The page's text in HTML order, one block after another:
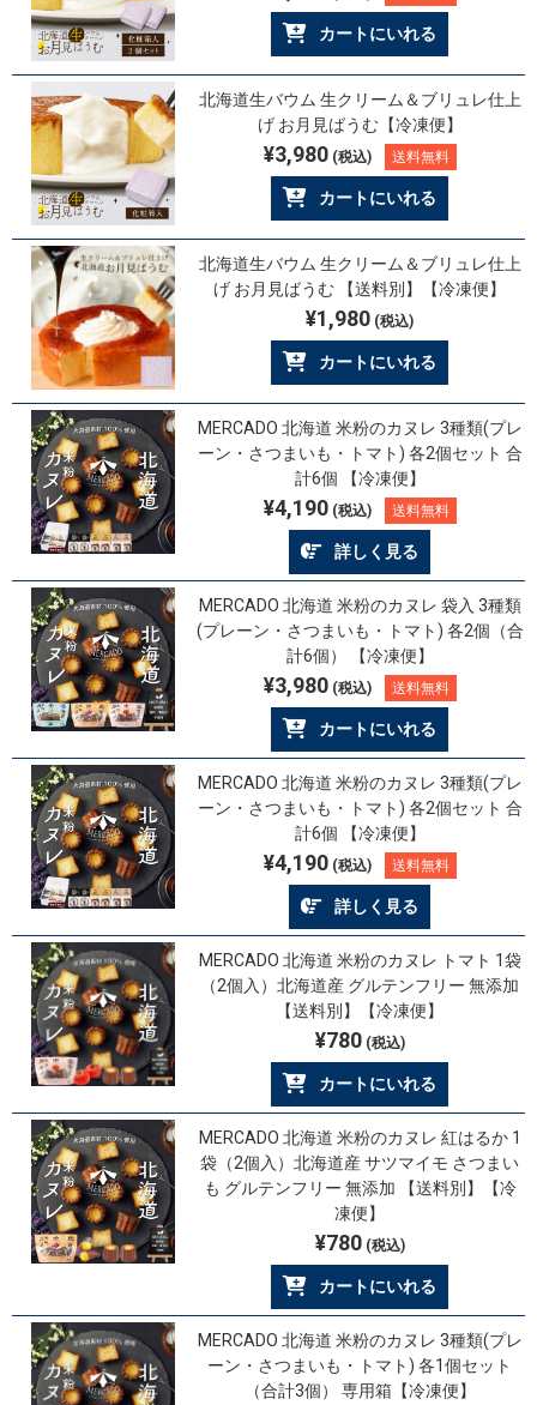
カートにいれる
北海道生バウム 生クリーム＆ブリュレ仕上
げ お月見ばうむ【冷凍便】
¥3,980(税込) 送料無料
カートにいれる
北海道生バウム 生クリーム＆ブリュレ仕上
げ お月見ばうむ 【送料別】【冷凍便】
¥1,980 (税込)
カートにいれる
MERCADO 北海道 米粉のカヌレ 3種類(プレ
ーン・さつまいも・トマト) 各2個セット 合
計6個 【冷凍便】
¥4,190(税込) 送料無料
詳しく見る
MERCADO 北海道 米粉のカヌレ 袋入 3種類
(プレーン・さつまいも・トマト) 各2個（合
計6個） 【冷凍便】
¥3,980(税込) 送料無料
カートにいれる
MERCADO 北海道 米粉のカヌレ 3種類(プレ
ーン・さつまいも・トマト) 各2個セット 合
計6個 【冷凍便】
¥4,190(税込) 送料無料
詳しく見る
MERCADO 北海道 米粉のカヌレ トマト 1袋
（2個入）北海道産 グルテンフリー 無添加
【送料別】【冷凍便】
¥780(税込)
カートにいれる
MERCADO 北海道 米粉のカヌレ 紅はるか 1
袋（2個入）北海道産 サツマイモ さつまい
も グルテンフリー 無添加 【送料別】【冷
凍便】
¥780(税込)
カートにいれる
MERCADO 北海道 米粉のカヌレ 3種類(プレ
ーン・さつまいも・トマト) 各1個セット
（合計3個） 専用箱【冷凍便】